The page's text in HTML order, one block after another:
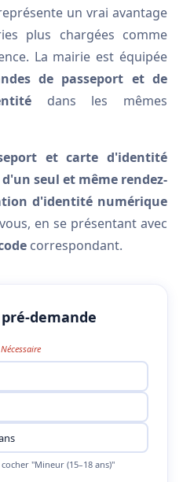
un vrai avantage
plus chargées comme
La mairie est équipée
de passeport et de
dans les mêmes
et carte d'identité
seul et même rendez-
d'identité numérique
en se présentant avec
correspondant.
demande
Nécessaire
"Mineur (15–18 ans)"